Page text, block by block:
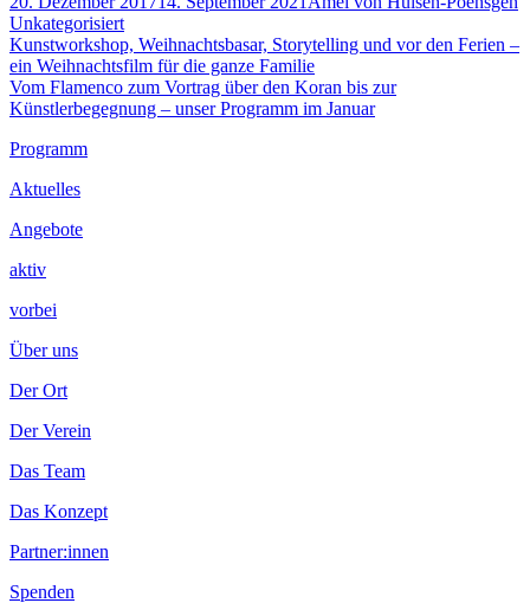
am
Unkategorisiert
Beitragsnavigation
Vorheriger
Beitrag:
Kunstworkshop, Weihnachtsbasar, Storytelling und vor den Ferien –
ein Weihnachtsfilm für die ganze Familie
Nächster
Beitrag
Vom Flamenco zum Vortrag über den Koran bis zur
Künstlerbegegnung – unser Programm im Januar
Footer
Inhalt
Programm
Aktuelles
Angebote
aktiv
vorbei
Über uns
Der Ort
Der Verein
Das Team
Das Konzept
Partner:innen
Spenden